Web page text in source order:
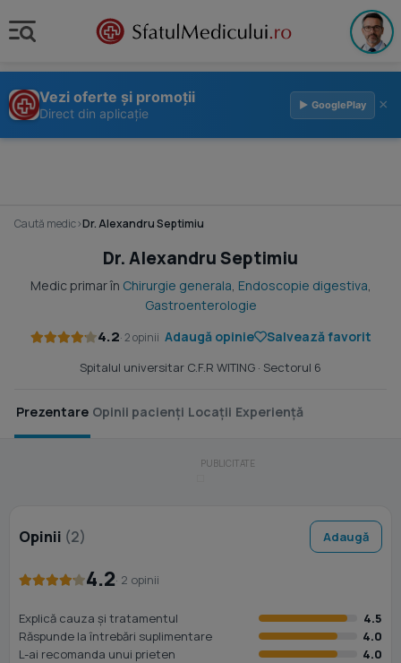
Vezi oferte și promoții
Direct din aplicație
▶ GooglePlay ×
Caută medic›Dr. Alexandru Septimiu
Dr. Alexandru Septimiu
Medic primar în Chirurgie generala, Endoscopie digestiva,
Gastroenterologie
4.2· 2 opinii Adaugă opinie Salvează favorit
Spitalul universitar C.F.R WITING · Sectorul 6
Prezentare Opinii pacienți Locații Experiență
Opinii (2) Adaugă
4.2· 2 opinii
Explică cauza și tratamentul
4.5
Răspunde la întrebări suplimentare
4.0
L-ai recomanda unui prieten
4.0